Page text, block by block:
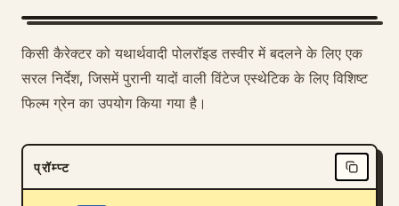
कौशल
प्रॉम्प्ट
डाउनलोड
किसी कैरेक्टर को यथार्थवादी पोलरॉइड तस्वीर में बदलने के लिए एक
सरल निर्देश, जिसमें पुरानी यादों वाली विंटेज एस्थेटिक के लिए विशिष्ट
फिल्म ग्रेन का उपयोग किया गया है।
प्रॉम्प्ट